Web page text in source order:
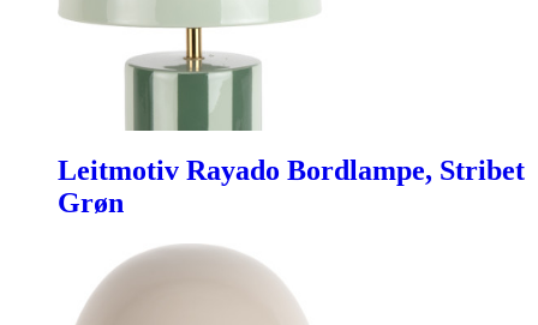
Leitmotiv Rayado Bordlampe, Stribet
Grøn